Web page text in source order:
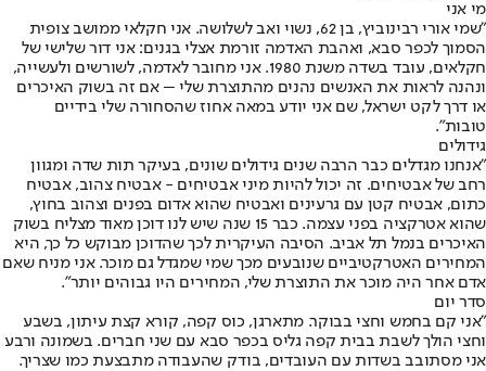
מי אני
"שמי אורי רבינוביץ, בן 62, נשוי ואב לשלושה. אני חקלאי ממושב צופית
הסמוך לכפר סבא, ואהבת האדמה זורמת אצלי בגנים: אני דור שלישי של
חקלאים, עובד בשדה משנת 1980. אני מחובר לאדמה, לשורשים ולעשייה,
ונהנה לראות את האנשים נהנים מהתוצרת שלי – אם זה בשוק האיכרים
או דרך לקט ישראל, שם אני יודע במאה אחוז שהסחורה שלי בידיים
טובות".
גידולים
"אנחנו מגדלים כבר הרבה שנים גידולים שונים, בעיקר תות שדה ומגוון
רחב של אבטיחים. זה יכול להיות מיני אבטיחים - אבטיח צהוב, אבטיח
כתום, אבטיח קטן עם גרעינים ואבטיח שהוא אדום בפנים וצהוב בחוץ,
שהוא אטרקציה בפני עצמה. כבר 15 שנה שיש לנו דוכן מאוד מצליח בשוק
האיכרים בנמל תל אביב. הסיבה העיקרית לכך שהדוכן מבוקש כל כך, היא
המחירים האטרקטיביים שנובעים מכך שמי שמגדל גם מוכר. אני מניח שאם
אדם אחר היה מוכר את התוצרת שלי, המחירים היו גבוהים יותר".
סדר יום
"אני קם בחמש וחצי בבוקר. מתארגן, כוס קפה, קורא קצת עיתון, בשבע
וחצי הולך לשבת בבית קפה גליס בכפר סבא עם שני חברים. בשמונה ורבע
אני מסתובב בשדות עם העובדים, בודק שהעבודה מתבצעת כמו שצריך.